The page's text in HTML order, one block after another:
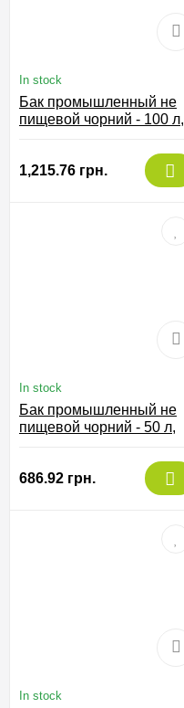
In stock
Бак промышленный не
пищевой чорний - 100 л,
1,215.76 грн.
In stock
Бак промышленный не
пищевой чорний - 50 л,
686.92 грн.
In stock